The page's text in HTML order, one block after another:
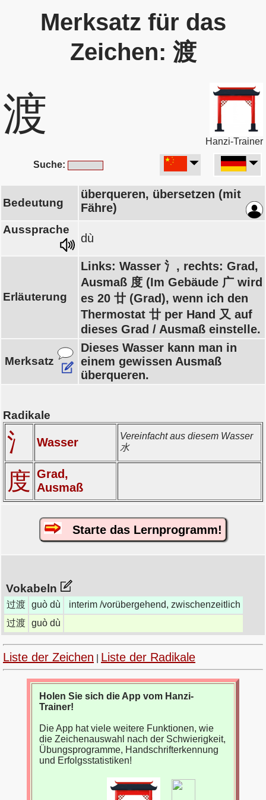
Merksatz für das
Zeichen: 渡
渡
Hanzi-Trainer
Suche:
Bedeutung
überqueren, übersetzen (mit
Fähre)
Aussprache
dù
Erläuterung
Links: Wasser 氵, rechts: Grad,
Ausmaß 度 (Im Gebäude 广 wird
es 20 廿 (Grad), wenn ich den
Thermostat 廿 per Hand 又 auf
dieses Grad / Ausmaß einstelle.
Merksatz
Dieses Wasser kann man in
einem gewissen Ausmaß
überqueren.
Radikale
氵 Wasser
Vereinfacht aus diesem Wasser
水
度 Grad,
Ausmaß
Starte das Lernprogramm!
Vokabeln
过渡 guò dù
interim /vorübergehend, zwischenzeitlich
过渡 guò dù
Liste der Zeichen Liste der Radikale
Holen Sie sich die App vom Hanzi-
Trainer!
Die App hat viele weitere Funktionen, wie
die Zeichenauswahl nach der Schwierigkeit,
Übungsprogramme, Handschrifterkennung
und Erfolgsstatistiken!